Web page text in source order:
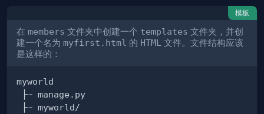
模板
在 members 文件夹中创建一个 templates 文件夹，并创
建一个名为 myfirst.html 的 HTML 文件。文件结构应该
是这样的：